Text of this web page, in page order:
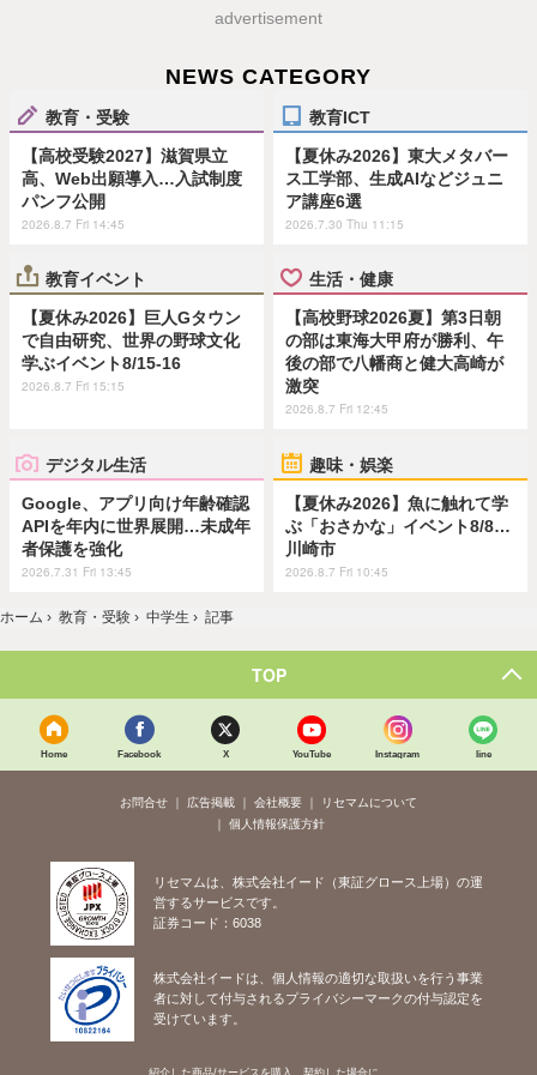
advertisement
NEWS CATEGORY
教育・受験
【高校受験2027】滋賀県立
高、Web出願導入…入試制度
パンフ公開
2026.8.7 Fri 14:45
教育ICT
【夏休み2026】東大メタバー
ス工学部、生成AIなどジュニ
ア講座6選
2026.7.30 Thu 11:15
教育イベント
【夏休み2026】巨人Gタウン
で自由研究、世界の野球文化
学ぶイベント8/15-16
2026.8.7 Fri 15:15
生活・健康
【高校野球2026夏】第3日朝
の部は東海大甲府が勝利、午
後の部で八幡商と健大高崎が
激突
2026.8.7 Fri 12:45
デジタル生活
Google、アプリ向け年齢確認
APIを年内に世界展開…未成年
者保護を強化
2026.7.31 Fri 13:45
趣味・娯楽
【夏休み2026】魚に触れて学
ぶ「おさかな」イベント8/8…
川崎市
2026.8.7 Fri 10:45
ホーム › 教育・受験 › 中学生 › 記事
TOP
Home Facebook X YouTube Instagram line
お問合せ 広告掲載 会社概要
リセマムについて
個人情報保護方針
リセマムは、株式会社イード（東証グロース上場）の運
営するサービスです。
証券コード：6038
株式会社イードは、個人情報の適切な取扱いを行う事業
者に対して付与されるプライバシーマークの付与認定を
受けています。
紹介した商品/サービスを購入、契約した場合に、